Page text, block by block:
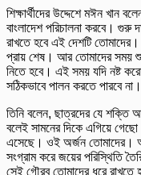
শিক্ষার্থীদের উদ্দেশে মঈন খান
বাংলাদেশ পরিচালনা করবে। গুরু
রাখতে হবে এই দেশটি
প্রায় শেষ। আর তোমাদের সময়
নিতে হবে। এই সময় যদি নষ্ট
সঠিকভাবে পালন করতে পারবে না।
তিনি বলেন, ছাত্রদের যে
বলেই সামনের দিকে এগিয়ে
এসেছে। ওই অর্জন তোমাদের।
সংগ্রাম করে জয়ের পরিস্থিতি
সেই গৌরব তোমাদের ধরে